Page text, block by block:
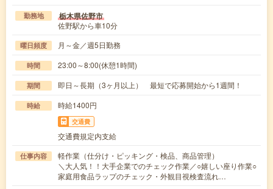
勤務地 栃木県佐野市
佐野駅から車10分
曜日頻度 月～金／週5日勤務
時間 23:00～8:00(休憩1時間)
期間 即日～長期（3ヶ月以上） 最短で応募開始から1週間！
時給 時給1400円
交通費
交通費規定内支給
仕事内容
軽作業（仕分け・ピッキング・検品、商品管理）
＼大人気！！大手企業でのチェック作業／○嬉しい座り作業○
家庭用食品ラップのチェック・外観目視検査流れ…